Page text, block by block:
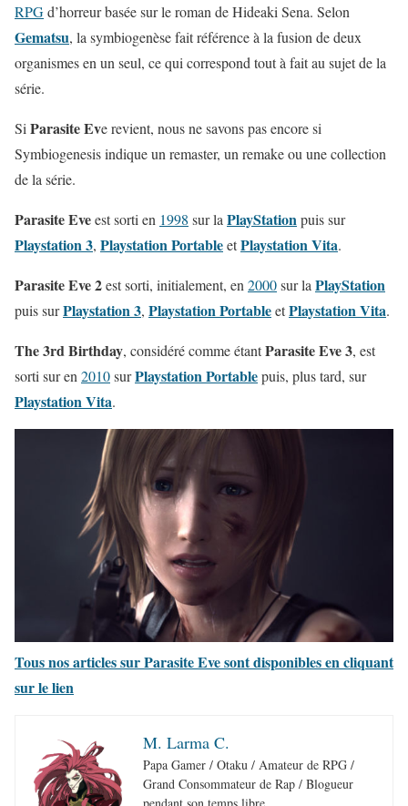
RPGd’horreur basée sur le roman de Hideaki Sena. Selon
Gematsu, la symbiogenèse fait référence à la fusion de deux
organismes en un seul, ce qui correspond tout à fait au sujet de la
série.
Si Parasite Eve revient, nous ne savons pas encore si
Symbiogenesis indique un remaster, un remake ou une collection
de la série.
Parasite Eveest sorti en 1998 sur la PlayStationpuis sur
Playstation 3, Playstation PortableetPlaystation Vita.
Parasite Eve 2est sorti, initialement, en 2000sur la PlayStation
puis surPlaystation 3, Playstation PortableetPlaystation Vita.
The 3rd Birthday, considéré comme étantParasite Eve 3, est
sorti sur en 2010surPlaystation Portablepuis, plus tard, sur
Playstation Vita.
Tous nos articles sur Parasite Eve sont disponibles en cliquant
sur le lien
M. Larma C.
Papa Gamer / Otaku / Amateur de RPG /
Grand Consommateur de Rap / Blogueur